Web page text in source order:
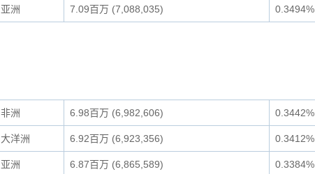
亚洲 7.09百万 (7,088,035) 0.3494%
非洲 6.98百万 (6,982,606) 0.3442%
大洋洲 6.92百万 (6,923,356) 0.3412%
亚洲 6.87百万 (6,865,589) 0.3384%